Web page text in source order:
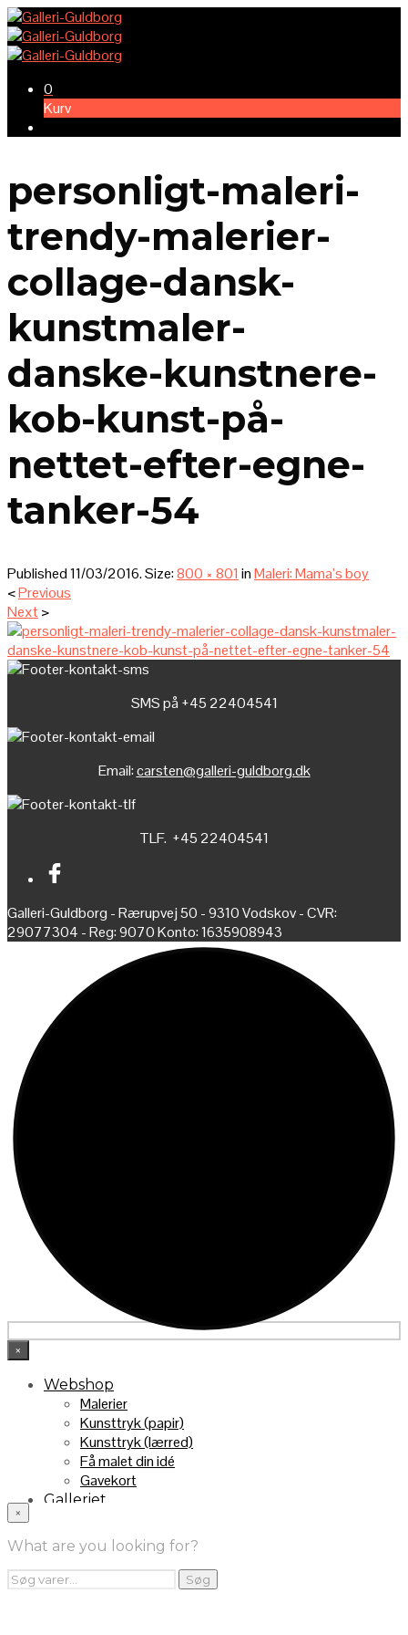
0
Kurv
personligt-maleri-
trendy-malerier-
collage-dansk-
kunstmaler-
danske-kunstnere-
kob-kunst-på-
nettet-efter-egne-
tanker-54
Published11/03/2016. Size:800 × 801 inMaleri: Mama’s boy
<Previous
Next>
SMS på +45 22404541
Email:carsten@galleri-guldborg.dk
TLF. +45 22404541
Galleri-Guldborg - Rærupvej 50 - 9310 Vodskov - CVR:
29077304 - Reg: 9070 Konto: 1635908943
×
Webshop
Malerier
Kunsttryk (papir)
Kunsttryk (lærred)
Få malet din idé
Gavekort
Galleriet
Handelsebetingelser
Returnering
FRA TV
Videoklip fra TV2
×
What are you looking for?
Søg
efter:
Søg